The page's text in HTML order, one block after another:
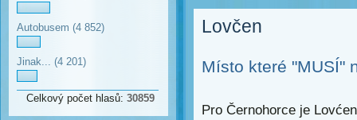
Lovčen
Místo které "MUSÍ"
Pro Černohorce je
Autobusem (4 852)
Jinak... (4 201)
Celkový počet hlasů: 30859